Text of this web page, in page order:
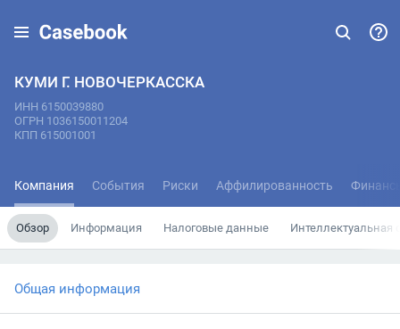
КУМИ Г. НОВОЧЕРКАССКА
ИНН 6150039880
ОГРН 1036150011204
КПП 615001001
Компания События Риски Аффилированность
Обзор Информация Налоговые данные Интеллектуальная
Общая информация